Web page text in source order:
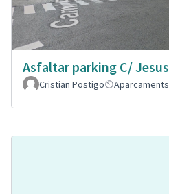
Asfaltar parking C/ Jesus
Cristian Postigo
Aparcaments